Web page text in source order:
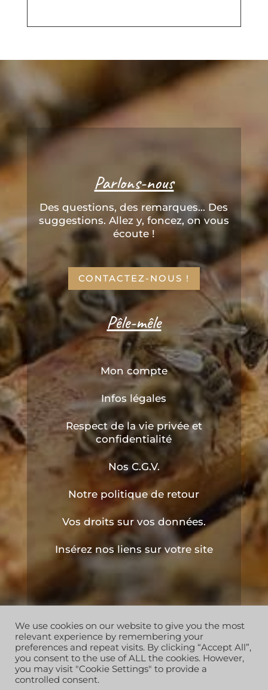
Parlons-nous
Des questions, des remarques... Des
suggestions. Allez y, foncez, on vous
écoute !
CONTACTEZ-NOUS !
Pêle-mêle
Mon compte
Infos légales
Respect de la vie privée et
confidentialité
Nos C.G.V.
Notre politique de retour
Vos droits sur vos données.
Insérez nos liens sur votre site
Copyright © 2019 les ruchers de l'apiculteur . Tous
droits réservés
We use cookies on our website to give you the most
relevant experience by remembering your
preferences and repeat visits. By clicking “Accept All”,
you consent to the use of ALL the cookies. However,
you may visit "Cookie Settings" to provide a
controlled consent.